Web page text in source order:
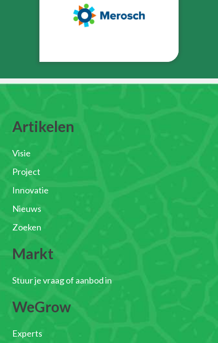
Artikelen
Visie
Project
Innovatie
Nieuws
Zoeken
Markt
Stuur je vraag of aanbod in
WeGrow
Experts